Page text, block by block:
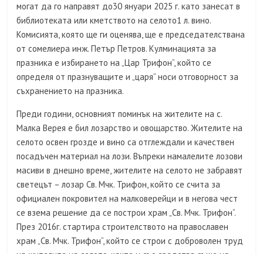
могат да го направят до30 януари 2025 г. като занесат в
библиотеката или кметството на селото1 л. вино.
Комисията, която ще ги оценява, ще е председателствана
от сомелиера инж. Петър Петров. Кулминацията за
празника е избирането на „Цар Трифон“, който се
определя от празнуващите и „царя“ носи отговорност за
съхранението на празника.
Преди години, основният поминък на жителите на с.
Малка Верея е бил лозарство и овощарство. Жителите на
селото освен грозде и вино са отглеждали и качествен
посадъчен материал на лози. Въпреки намалелите лозови
масиви в днешно време, жителите на селото не забравят
светецът – лозар Св. Мчк. Трифон, който се счита за
официален покровител на малковерейци и в негова чест
се взема решение да се построи храм „Св. Мчк. Трифон“.
През 2016г. стартира строителството на православен
храм „Св. Мчк. Трифон“, който се строи с доброволен труд